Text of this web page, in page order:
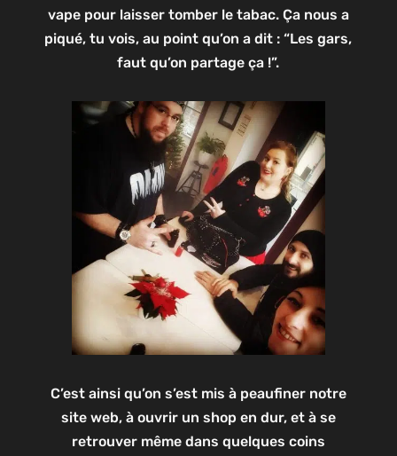
vape pour laisser tomber le tabac. Ça nous a
piqué, tu vois, au point qu’on a dit : “Les gars,
faut qu’on partage ça !”.
C’est ainsi qu’on s’est mis à peaufiner notre
site web, à ouvrir un shop en dur, et à se
retrouver même dans quelques coins